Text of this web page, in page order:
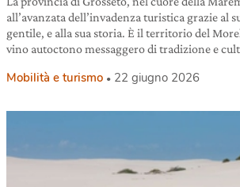
all’avanzata dell’invadenza turistica grazie al
gentile, e alla sua storia. È il territorio del
vino autoctono messaggero di tradizione e
Mobilità e turismo 22 giugno 2026